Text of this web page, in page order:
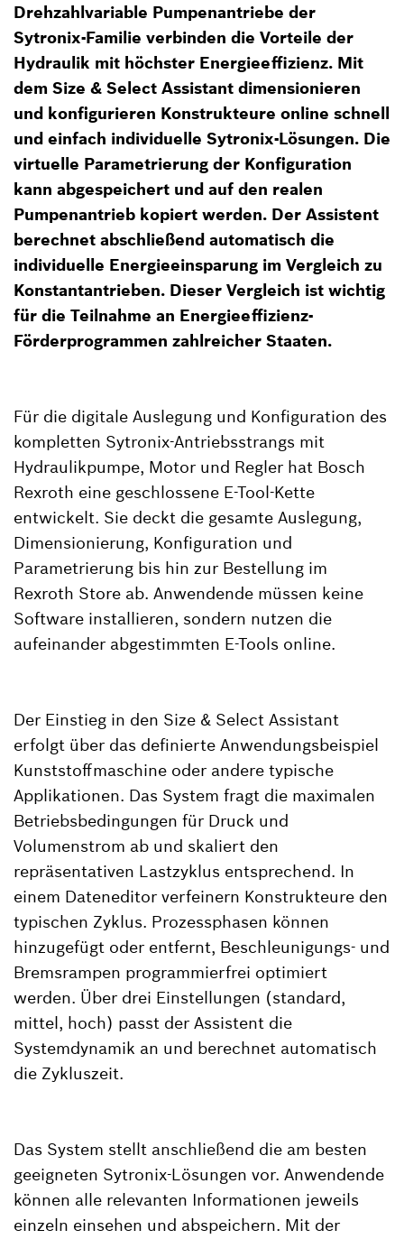
Drehzahlvariable Pumpenantriebe der
Sytronix-Familie verbinden die Vorteile der
Hydraulik mit höchster Energieeffizienz. Mit
dem Size & Select Assistant dimensionieren
und konfigurieren Konstrukteure online schnell
und einfach individuelle Sytronix-Lösungen. Die
virtuelle Parametrierung der Konfiguration
kann abgespeichert und auf den realen
Pumpenantrieb kopiert werden. Der Assistent
berechnet abschließend automatisch die
individuelle Energieeinsparung im Vergleich zu
Konstantantrieben. Dieser Vergleich ist wichtig
für die Teilnahme an Energieeffizienz-
Förderprogrammen zahlreicher Staaten.
Für die digitale Auslegung und Konfiguration des
kompletten Sytronix-Antriebsstrangs mit
Hydraulikpumpe, Motor und Regler hat Bosch
Rexroth eine geschlossene E-Tool-Kette
entwickelt. Sie deckt die gesamte Auslegung,
Dimensionierung, Konfiguration und
Parametrierung bis hin zur Bestellung im
Rexroth Store ab. Anwendende müssen keine
Software installieren, sondern nutzen die
aufeinander abgestimmten E-Tools online.
Der Einstieg in den Size & Select Assistant
erfolgt über das definierte Anwendungsbeispiel
Kunststoffmaschine oder andere typische
Applikationen. Das System fragt die maximalen
Betriebsbedingungen für Druck und
Volumenstrom ab und skaliert den
repräsentativen Lastzyklus entsprechend. In
einem Dateneditor verfeinern Konstrukteure den
typischen Zyklus. Prozessphasen können
hinzugefügt oder entfernt, Beschleunigungs- und
Bremsrampen programmierfrei optimiert
werden. Über drei Einstellungen (standard,
mittel, hoch) passt der Assistent die
Systemdynamik an und berechnet automatisch
die Zykluszeit.
Das System stellt anschließend die am besten
geeigneten Sytronix-Lösungen vor. Anwendende
können alle relevanten Informationen jeweils
einzeln einsehen und abspeichern. Mit der